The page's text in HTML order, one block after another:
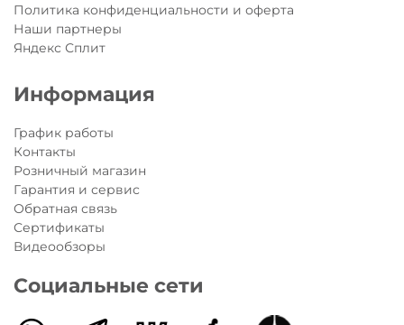
Политика конфиденциальности и оферта
Наши партнеры
Яндекс Сплит
Информация
График работы
Контакты
Розничный магазин
Гарантия и сервис
Обратная связь
Сертификаты
Видеообзоры
Социальные сети